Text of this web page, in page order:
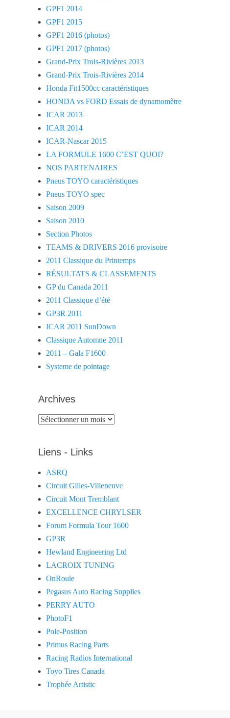
GPF1 2014
GPF1 2015
GPF1 2016 (photos)
GPF1 2017 (photos)
Grand-Prix Trois-Rivières 2013
Grand-Prix Trois-Rivières 2014
Honda Fit1500cc caractéristiques
HONDA vs FORD Essais de dynamomètre
ICAR 2013
ICAR 2014
ICAR-Nascar 2015
LA FORMULE 1600 C’EST QUOI?
NOS PARTENAIRES
Pneus TOYO caractéristiques
Pneus TOYO spec
Saison 2009
Saison 2010
Section Photos
TEAMS & DRIVERS 2016 provisoire
2011 Classique du Printemps
RÉSULTATS & CLASSEMENTS
GP du Canada 2011
2011 Classique d’été
GP3R 2011
ICAR 2011 SunDown
Classique Automne 2011
2011 – Gala F1600
Systeme de pointage
Archives
Archives
Liens - Links
ASRQ
Circuit Gilles-Villeneuve
Circuit Mont Tremblant
EXCELLENCE CHRYLSER
Forum Formula Tour 1600
GP3R
Hewland Engineering Ltd
LACROIX TUNING
OnRoule
Pegasus Auto Racing Supplies
PERRY AUTO
PhotoF1
Pole-Position
Primus Racing Parts
Racing Radios International
Toyo Tires Canada
Trophée Artistic